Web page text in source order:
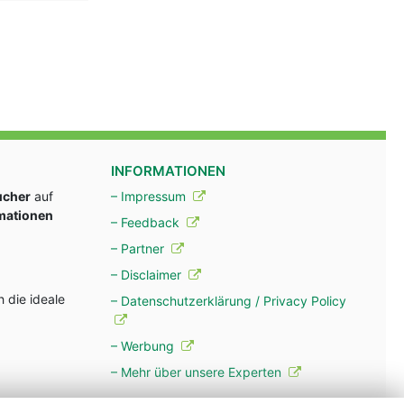
auf
die ideale
INFORMATIONEN
– Impressum
– Feedback
– Partner
– Disclaimer
– Datenschutzerklärung / Privacy Policy
– Werbung
– Mehr über unsere Experten